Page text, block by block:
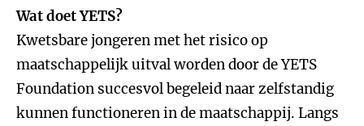
Wat doet YETS?
Kwetsbare jongeren met het risico op
maatschappelijk uitval worden door de YETS
Foundation succesvol begeleid naar zelfstandig
kunnen functioneren in de maatschappij. Langs